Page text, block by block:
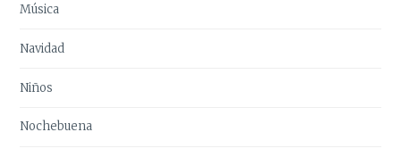
Música
Navidad
Niños
Nochebuena